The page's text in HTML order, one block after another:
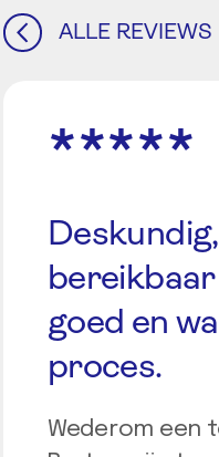
ALLE REVIEWS
*****
goed en
proces.
Wederom een